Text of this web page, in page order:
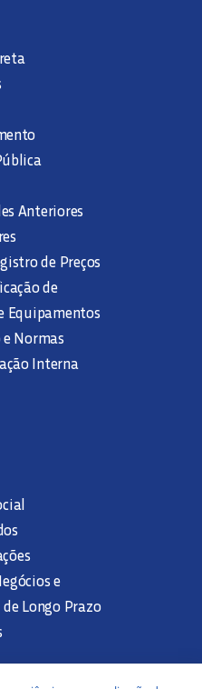
Anteriores
de Preços
de
Equipamentos
Normas
Interna
e
Longo Prazo